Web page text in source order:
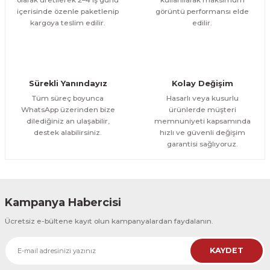
1.000,00 TL
800,00 TL
ÜRÜNÜ İNCELE
%12
800,00 TL %12
Evinemoda
Boho Tarzı Çiçek 3 Parça Ahşap Çerçeveli Tablo ACT
Evinemoda
Vincent Van Gogh Temalı 3 Parça Ahşap Çerçeveli Tablo ACT
1.000,00 TL ÜRÜNÜ İNCELE
içerisinde özenle paketlenip
kargoya teslim edilir.
görüntü performansı elde
edilir.
Sürekli Yanındayız
Tüm süreç boyunca
WhatsApp üzerinden bize
dilediğiniz an ulaşabilir,
destek alabilirsiniz.
Kolay Değişim
Hasarlı veya kusurlu
ürünlerde müşteri
memnuniyeti kapsamında
hızlı ve güvenli değişim
garantisi sağlıyoruz.
Kampanya Habercisi
Ücretsiz e-bültene kayıt olun kampanyalardan faydalanın.
KAYDET